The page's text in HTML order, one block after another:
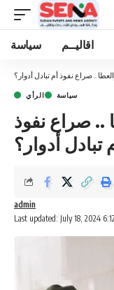
سياسة اقاليــم
.. صراع نفوذ أم تبادل أدوار؟
الرأي سياسة
.. صراع نفوذ
تبادل أدوار؟
Last updated: July 18, 2024
admin